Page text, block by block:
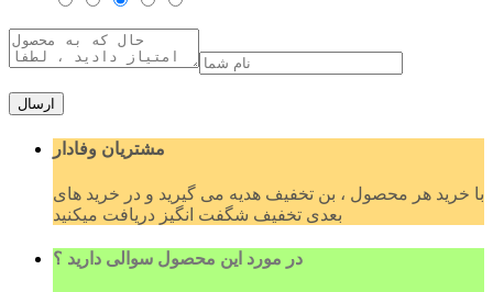
ارسال
مشتریان وفادار
با خرید هر محصول ، بن تخفیف هدیه می گیرید و در خرید های
بعدی تخفیف شگفت انگیز دریافت میکنید
در مورد این محصول سوالی دارید ؟